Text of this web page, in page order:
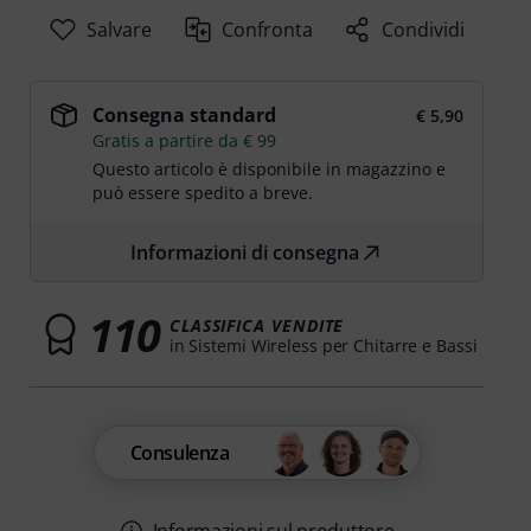
Salvare Confronta Condividi
Consegna standard
€ 5,90
Gratis a partire da € 99
Questo articolo è disponibile in magazzino e
può essere spedito a breve.
Informazioni di consegna
110 CLASSIFICA VENDITE
in Sistemi Wireless per Chitarre e Bassi
Consulenza